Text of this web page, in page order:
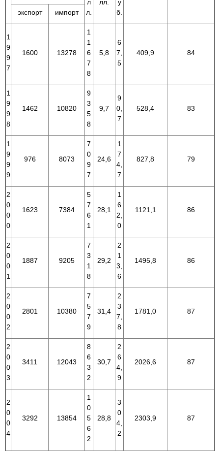
л
л.
лл.
у
б.
экспорт импорт
1
9
9
7
1600 13278
1
1
6
7
8
5,8
6
7,
5
409,9 84
1
9
9
8
1462 10820
9
3
5
8
9,7
9
0,
7
528,4 83
1
9
9
9
976 8073
7
0
9
7
24,6
1
7
4,
7
827,8 79
2
0
0
0
1623 7384
5
7
6
1
28,1
1
6
2,
0
1121,1 86
2
0
0
1
1887 9205
7
3
1
8
29,2
2
1
3,
6
1495,8 86
2
0
0
2
2801 10380
7
5
7
9
31,4
2
3
7,
8
1781,0 87
2
0
0
3
3411 12043
8
6
3
2
30,7
2
6
4,
9
2026,6 87
2
0
0
4
3292 13854
1
0
5
6
2
28,8
3
0
4,
2
2303,9 87